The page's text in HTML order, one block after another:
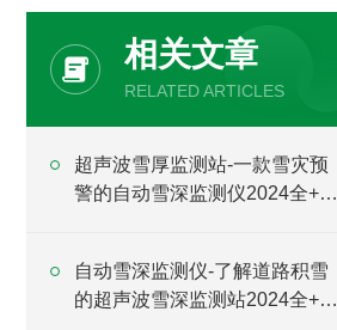
相关文章
RELATED ARTICLES
超声波雪厚监测站-一款雪灾预
警的自动雪深监测仪2024全+境
自动雪深监测仪-了解道路积雪
的超声波雪深监测站2024全+境